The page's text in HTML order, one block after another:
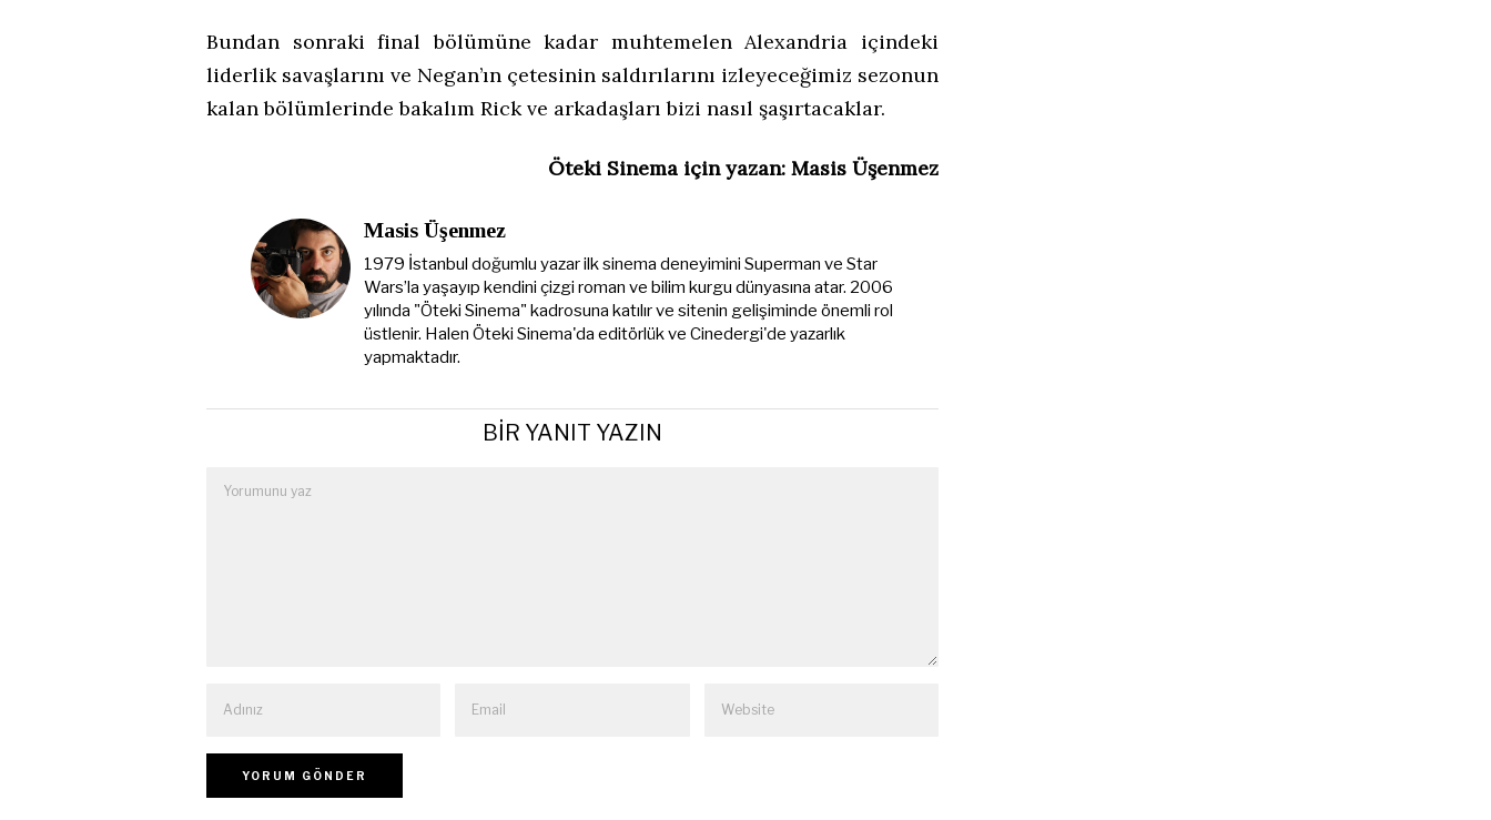
Bundan sonraki final bölümüne kadar muhtemelen Alexandria içindeki
liderlik savaşlarını ve Negan’ın çetesinin saldırılarını izleyeceğimiz sezonun
kalan bölümlerinde bakalım Rick ve arkadaşları bizi nasıl şaşırtacaklar.
Öteki Sinema için yazan: Masis Üşenmez
Masis Üşenmez
1979 İstanbul doğumlu yazar ilk sinema deneyimini Superman ve Star
Wars’la yaşayıp kendini çizgi roman ve bilim kurgu dünyasına atar. 2006
yılında "Öteki Sinema" kadrosuna katılır ve sitenin gelişiminde önemli rol
üstlenir. Halen Öteki Sinema'da editörlük ve Cinedergi'de yazarlık
yapmaktadır.
BIR YANIT YAZIN